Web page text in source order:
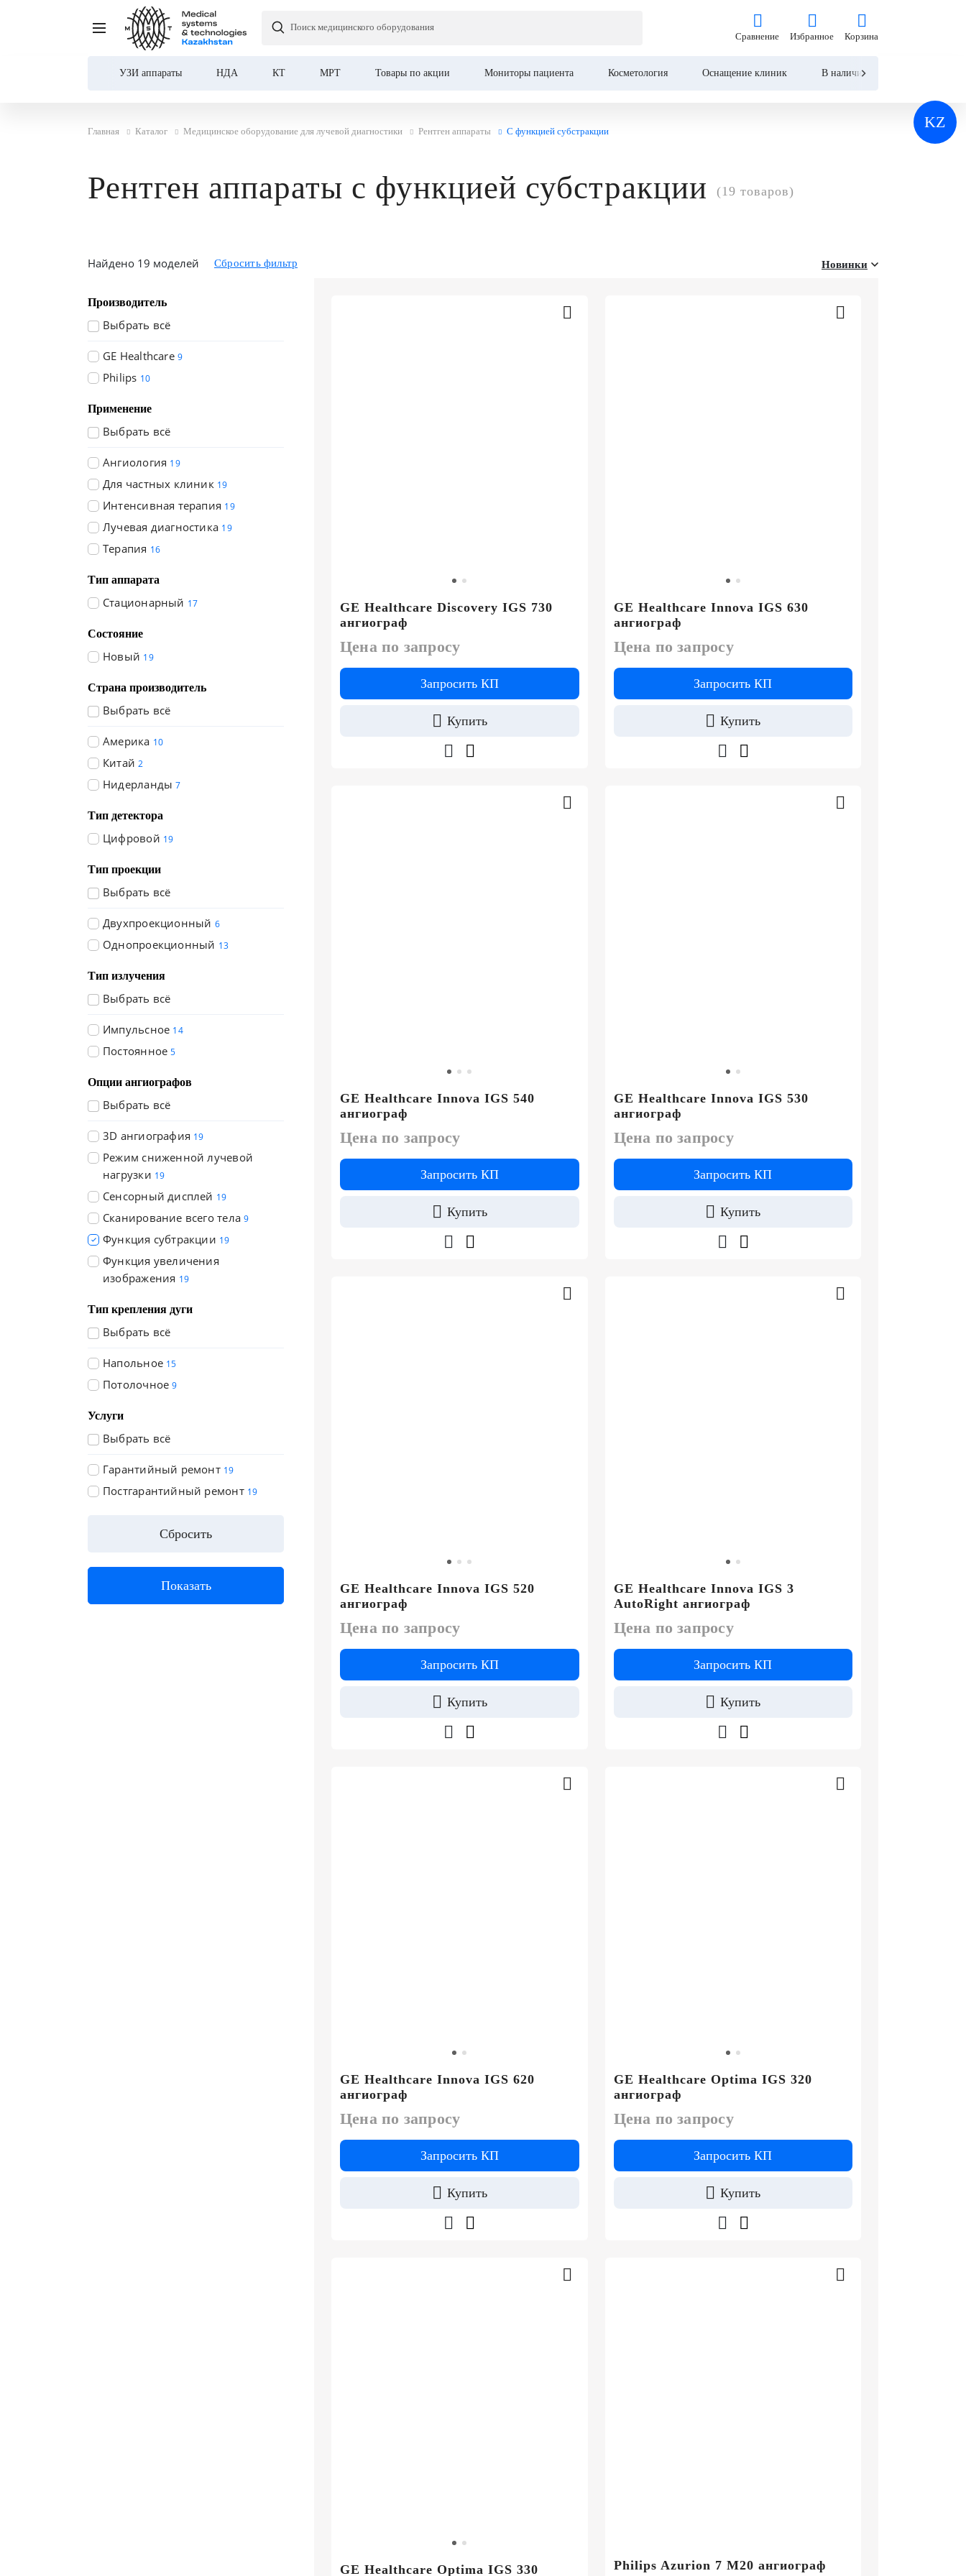
KZ
Поиск медицинского оборудования
Сравнение
Сравнение
Избранное Корзина
УЗИ аппараты НДА КТ МРТ Товары по акции Мониторы пациента Косметология Оснащение клиник В наличии
Главная Каталог Медицинское оборудование для лучевой диагностики Рентген аппараты С функцией субстракции
Рентген аппараты с функцией субстракции (19 товаров)
Новинки
Найдено 19 моделей
Производитель
Выбрать всё
GE Healthcare 9
Philips 10
Применение
Выбрать всё
Ангиология 19
Для частных клиник 19
Интенсивная терапия 19
Лучевая диагностика 19
Терапия 16
Тип аппарата
Стационарный 17
Состояние
Новый 19
Страна производитель
Выбрать всё
Америка 10
Китай 2
Нидерланды 7
Тип детектора
Цифровой 19
Тип проекции
Выбрать всё
Двухпроекционный 6
Однопроекционный 13
Тип излучения
Выбрать всё
Импульсное 14
Постоянное 5
Опции ангиографов
Выбрать всё
3D ангиография 19
Режим сниженной лучевой
нагрузки 19
Сенсорный дисплей 19
Сканирование всего тела 9
Функция субтракции 19
Функция увеличения
изображения 19
Тип крепления дуги
Выбрать всё
Напольное 15
Потолочное 9
Услуги
Выбрать всё
Гарантийный ремонт 19
Постгарантийный ремонт 19
GE Healthcare Discovery IGS 730
ангиограф
Цена по запросу
Запросить КП
Купить
GE Healthcare Innova IGS 630
ангиограф
Цена по запросу
Запросить КП
Купить
GE Healthcare Innova IGS 540
ангиограф
Цена по запросу
Запросить КП
Купить
GE Healthcare Innova IGS 530
ангиограф
Цена по запросу
Запросить КП
Купить
GE Healthcare Innova IGS 520
ангиограф
Цена по запросу
Запросить КП
Купить
GE Healthcare Innova IGS 3
AutoRight ангиограф
Цена по запросу
Запросить КП
Купить
GE Healthcare Innova IGS 620
ангиограф
Цена по запросу
Запросить КП
Купить
GE Healthcare Optima IGS 320
ангиограф
Цена по запросу
Запросить КП
Купить
GE Healthcare Optima IGS 330 Philips Azurion 7 М20 ангиограф